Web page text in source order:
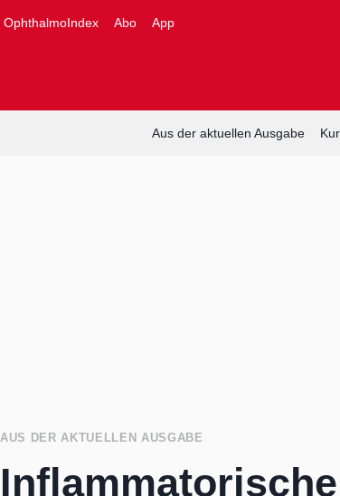
OphthalmoIndex Abo App
Aus der aktuellen Ausgabe
AUS DER AKTUELLEN AUSGABE